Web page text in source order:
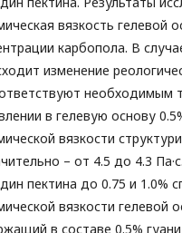
вязкость гелевой
карбопола. В
изменение
необходимым
в гелевую основу
вязкости
– от 4.5 до 4.3
пектина до 0.75 и 1.0%
вязкости гелевой
в составе 0.5%